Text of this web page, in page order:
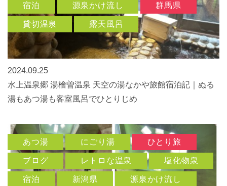
宿泊 源泉かけ流し 群馬県
貸切温泉 露天風呂
2024.09.25
水上温泉郷 湯檜曽温泉 天空の湯なかや旅館宿泊記｜ぬる
湯もあつ湯も客室風呂でひとりじめ
あつ湯 にごり湯 ひとり旅
ブログ レトロな温泉 塩化物泉
宿泊 新潟県 源泉かけ流し